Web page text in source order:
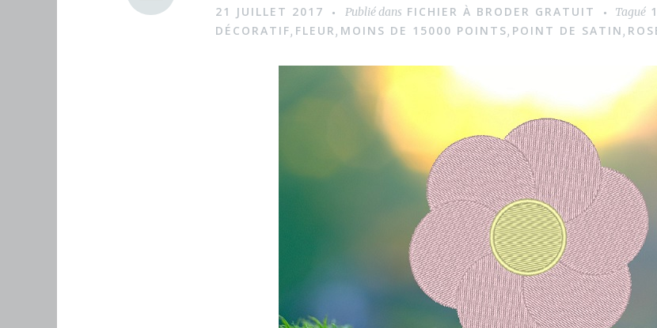
a
21 JUILLET 2017 Publié dans FICHIER À BRODER GRATUIT Tagué
DÉCORATIF, FLEUR, MOINS DE 15000 POINTS, POINT DE SATIN,